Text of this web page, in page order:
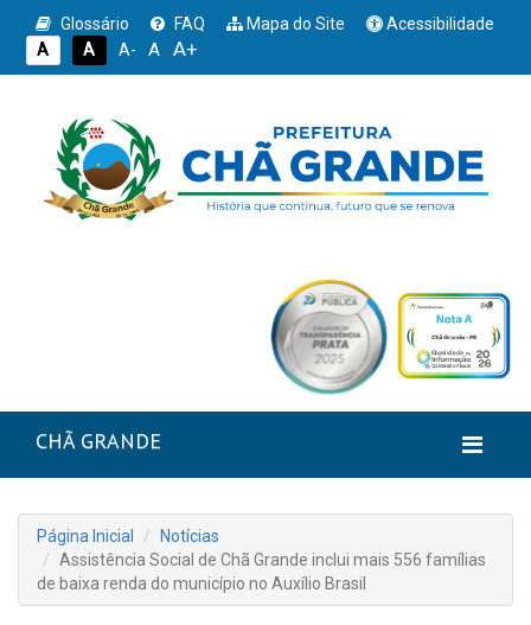
Glossário FAQ Mapa do Site
Acessibilidade
A
A A- A A+
CHÃ GRANDE
Página Inicial
Notícias
Assistência Social de Chã Grande inclui mais 556 famílias
de baixa renda do município no Auxílio Brasil